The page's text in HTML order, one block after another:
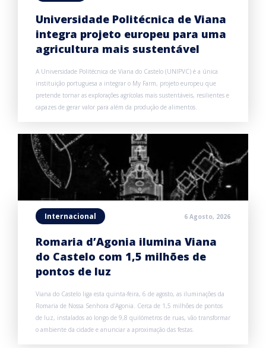
Universidade Politécnica de Viana
integra projeto europeu para uma
agricultura mais sustentável
A Universidade Politécnica de Viana do Castelo (UNIPVC) é a única
instituição portuguesa a integrar o My Farm, projeto europeu que
pretende tornar as explorações agrícolas mais sustentáveis, resilientes e
capazes de gerar valor para além da produção de alimentos.
Internacional 6 Agosto, 2026
Romaria d’Agonia ilumina Viana
do Castelo com 1,5 milhões de
pontos de luz
Viana do Castelo liga esta quinta-feira, 6 de agosto, as iluminações da
Romaria de Nossa Senhora d’Agonia. Cerca de 1,5 milhões de pontos
de luz, instalados ao longo de 9,8 quilómetros de ruas, vão transformar
o ambiente da cidade e anunciar a aproximação das festas.